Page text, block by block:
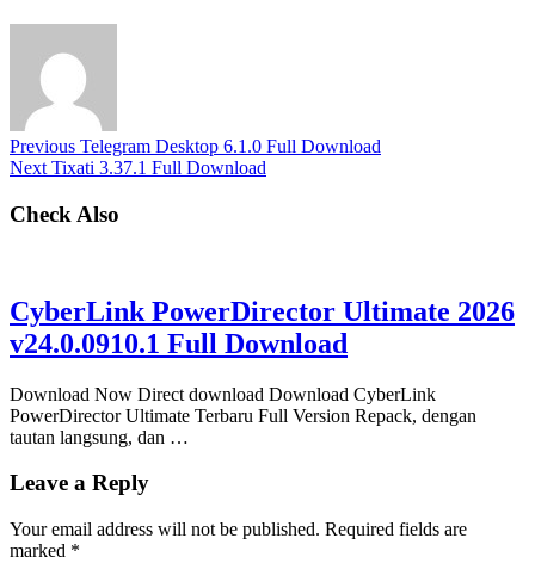
Previous Telegram Desktop 6.1.0 Full Download
Next Tixati 3.37.1 Full Download
Check Also
CyberLink PowerDirector Ultimate 2026
v24.0.0910.1 Full Download
Download Now Direct download Download CyberLink
PowerDirector Ultimate Terbaru Full Version Repack, dengan
tautan langsung, dan …
Leave a Reply
Your email address will not be published. Required fields are
marked *